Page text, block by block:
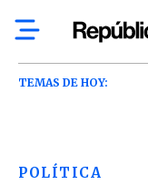
TEMAS DE HOY:
POLÍTICA